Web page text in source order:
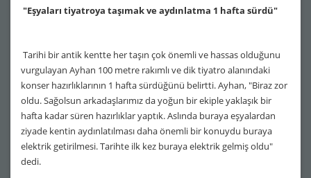
"Eşyaları tiyatroya taşımak ve aydınlatma 1 hafta sürdü"
Tarihi bir antik kentte her taşın çok önemli ve hassas olduğunu
vurgulayan Ayhan 100 metre rakımlı ve dik tiyatro alanındaki
konser hazırlıklarının 1 hafta sürdüğünü belirtti. Ayhan, "Biraz zor
oldu. Sağolsun arkadaşlarımız da yoğun bir ekiple yaklaşık bir
hafta kadar süren hazırlıklar yaptık. Aslında buraya eşyalardan
ziyade kentin aydınlatılması daha önemli bir konuydu buraya
elektrik getirilmesi. Tarihte ilk kez buraya elektrik gelmiş oldu"
dedi.